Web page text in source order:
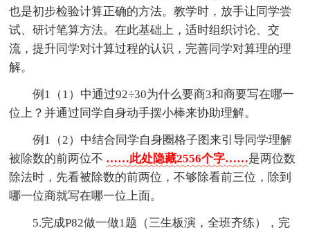
也是初步检验计算正确的方法。教学时，放手让同学尝
试、研讨笔算方法。在此基础上，适时组织讨论、交
流，提升同学对计算过程的认识，完善同学对算理的理
解。
例1（1）中通过92÷30为什么要商3和商要写在哪一
位上？并通过同学自身动手摆小棒来协助理解。
例1（2）中结合同学自身圈格子图来引导同学理解
被除数的前两位不 ……此处隐藏2556个字……是两位数
除法时，先看被除数的前两位，不够除看前三位，除到
哪一位商就写在哪一位上面。
5.完成P82做一做1题（三生板演，全班齐练），完